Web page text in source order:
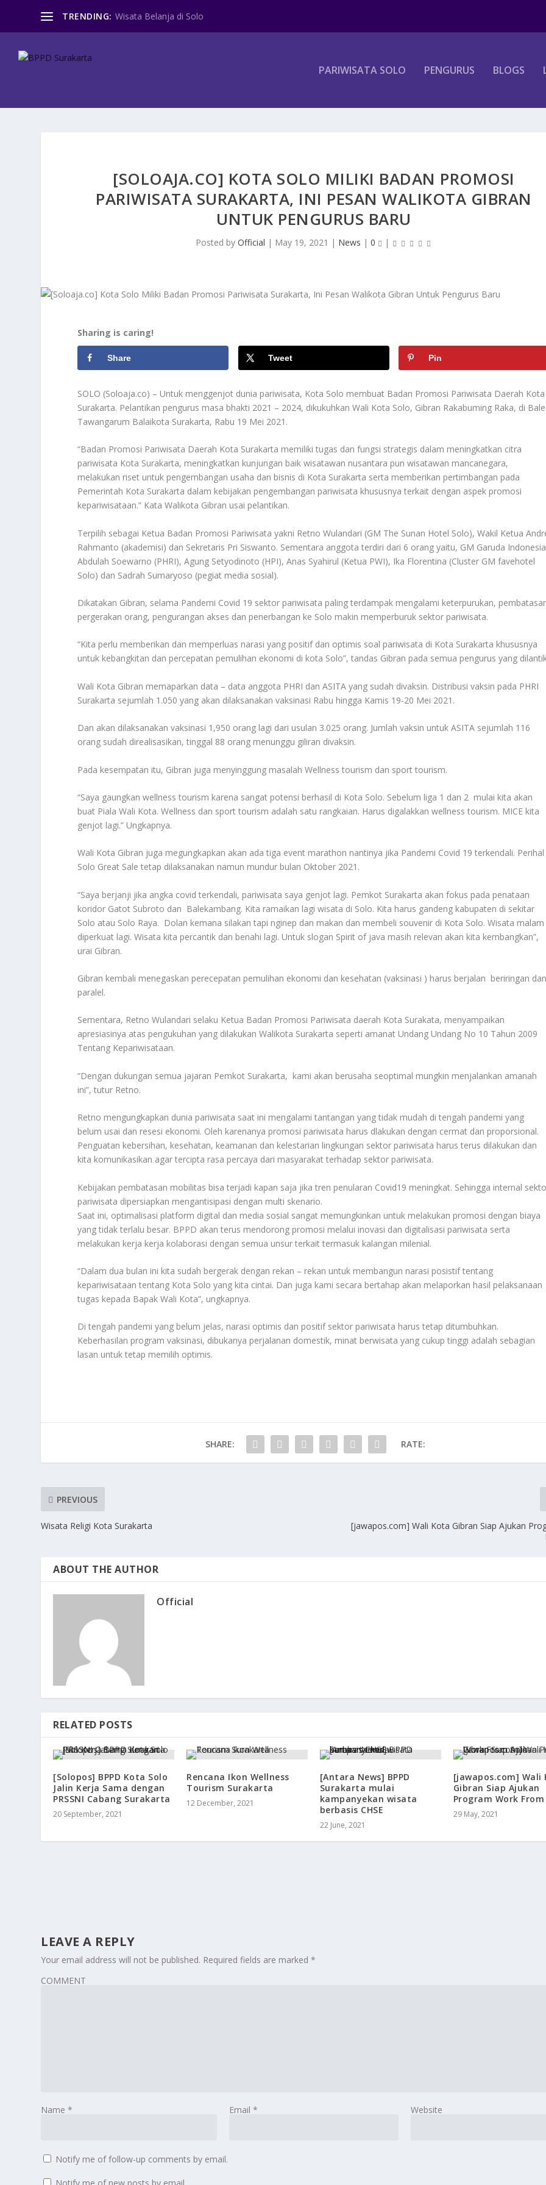
TRENDING: Wisata Belanja di Solo
PARIWISATA SOLO PENGURUS BLOGS
[SOLOAJA.CO] KOTA SOLO MILIKI BADAN PROMOSI
PARIWISATA SURAKARTA, INI PESAN WALIKOTA GIBRAN
UNTUK PENGURUS BARU
Posted by Official | May 19, 2021 | News | 0 |
Sharing is caring!
Share Tweet Pin
SOLO (Soloaja.co) – Untuk menggenjot dunia pariwisata, Kota Solo membuat Badan Promosi Pariwisata Daerah Kota
Surakarta. Pelantikan pengurus masa bhakti 2021 – 2024, dikukuhkan Wali Kota Solo, Gibran Rakabuming Raka, di Bale
Tawangarum Balaikota Surakarta, Rabu 19 Mei 2021.
“Badan Promosi Pariwisata Daerah Kota Surakarta memiliki tugas dan fungsi strategis dalam meningkatkan citra
pariwisata Kota Surakarta, meningkatkan kunjungan baik wisatawan nusantara pun wisatawan mancanegara,
melakukan riset untuk pengembangan usaha dan bisnis di Kota Surakarta serta memberikan pertimbangan pada
Pemerintah Kota Surakarta dalam kebijakan pengembangan pariwisata khususnya terkait dengan aspek promosi
kepariwisataan.” Kata Walikota Gibran usai pelantikan.
Terpilih sebagai Ketua Badan Promosi Pariwisata yakni Retno Wulandari (GM The Sunan Hotel Solo), Wakil Ketua
Rahmanto (akademisi) dan Sekretaris Pri Siswanto. Sementara anggota terdiri dari 6 orang yaitu, GM Garuda
Abdulah Soewarno (PHRI), Agung Setyodinoto (HPI), Anas Syahirul (Ketua PWI), Ika Florentina (Cluster GM favehotel
Solo) dan Sadrah Sumaryoso (pegiat media sosial).
Dikatakan Gibran, selama Pandemi Covid 19 sektor pariwisata paling terdampak mengalami keterpurukan,
pergerakan orang, pengurangan akses dan penerbangan ke Solo makin memperburuk sektor pariwisata.
“Kita perlu memberikan dan memperluas narasi yang positif dan optimis soal pariwisata di Kota Surakarta khususnya
untuk kebangkitan dan percepatan pemulihan ekonomi di kota Solo”, tandas Gibran pada semua pengurus yang
Wali Kota Gibran memaparkan data – data anggota PHRI dan ASITA yang sudah divaksin. Distribusi vaksin pada PHRI
Surakarta sejumlah 1.050 yang akan dilaksanakan vaksinasi Rabu hingga Kamis 19-20 Mei 2021.
Dan akan dilaksanakan vaksinasi 1,950 orang lagi dari usulan 3.025 orang. Jumlah vaksin untuk ASITA sejumlah 116
orang sudah direalisasikan, tinggal 88 orang menunggu giliran divaksin.
Pada kesempatan itu, Gibran juga menyinggung masalah Wellness tourism dan sport tourism.
“Saya gaungkan wellness tourism karena sangat potensi berhasil di Kota Solo. Sebelum liga 1 dan 2 mulai kita akan
buat Piala Wali Kota. Wellness dan sport tourism adalah satu rangkaian. Harus digalakkan wellness tourism. MICE kita
genjot lagi.” Ungkapnya.
Wali Kota Gibran juga megungkapkan akan ada tiga event marathon nantinya jika Pandemi Covid 19 terkendali. Perihal
Solo Great Sale tetap dilaksanakan namun mundur bulan Oktober 2021.
“Saya berjanji jika angka covid terkendali, pariwisata saya genjot lagi. Pemkot Surakarta akan fokus pada penataan
koridor Gatot Subroto dan Balekambang. Kita ramaikan lagi wisata di Solo. Kita harus gandeng kabupaten di sekitar
Solo atau Solo Raya. Dolan kemana silakan tapi nginep dan makan dan membeli souvenir di Kota Solo. Wisata malam
diperkuat lagi. Wisata kita percantik dan benahi lagi. Untuk slogan Spirit of java masih relevan akan kita kembangkan”,
urai Gibran.
Gibran kembali menegaskan perecepatan pemulihan ekonomi dan kesehatan (vaksinasi ) harus berjalan beriringan
paralel.
Sementara, Retno Wulandari selaku Ketua Badan Promosi Pariwisata daerah Kota Surakata, menyampaikan
apresiasinya atas pengukuhan yang dilakukan Walikota Surakarta seperti amanat Undang Undang No 10 Tahun 2009
Tentang Kepariwisataan.
“Dengan dukungan semua jajaran Pemkot Surakarta, kami akan berusaha seoptimal mungkin menjalankan amanah
ini”, tutur Retno.
Retno mengungkapkan dunia pariwisata saat ini mengalami tantangan yang tidak mudah di tengah pandemi yang
belum usai dan resesi ekonomi. Oleh karenanya promosi pariwisata harus dlakukan dengan cermat dan proporsional.
Penguatan kebersihan, kesehatan, keamanan dan kelestarian lingkungan sektor pariwisata harus terus dilakukan dan
kita komunikasikan agar tercipta rasa percaya dari masyarakat terhadap sektor pariwisata.
Kebijakan pembatasan mobilitas bisa terjadi kapan saja jika tren penularan Covid19 meningkat. Sehingga internal
pariwisata dipersiapkan mengantisipasi dengan multi skenario.
Saat ini, optimalisasi platform digital dan media sosial sangat memungkinkan untuk melakukan promosi dengan biaya
yang tidak terlalu besar. BPPD akan terus mendorong promosi melalui inovasi dan digitalisasi pariwisata serta
melakukan kerja kerja kolaborasi dengan semua unsur terkait termasuk kalangan milenial.
“Dalam dua bulan ini kita sudah bergerak dengan rekan – rekan untuk membangun narasi posistif tentang
kepariwisataan tentang Kota Solo yang kita cintai. Dan juga kami secara bertahap akan melaporkan hasil pelaksanaan
tugas kepada Bapak Wali Kota”, ungkapnya.
Di tengah pandemi yang belum jelas, narasi optimis dan positif sektor pariwisata harus tetap ditumbuhkan.
Keberhasilan program vaksinasi, dibukanya perjalanan domestik, minat berwisata yang cukup tinggi adalah sebagian
lasan untuk tetap memilih optimis.
SHARE: RATE:
PREVIOUS
Wisata Religi Kota Surakarta
[jawapos.com] Wali Kota Gibran Siap Ajukan
ABOUT THE AUTHOR
Official
RELATED POSTS
[Solopos] BPPD Kota Solo
Jalin Kerja Sama dengan
PRSSNI Cabang Surakarta
20 September, 2021
Rencana Ikon Wellness
Tourism Surakarta
12 December, 2021
[Antara News] BPPD
Surakarta mulai
kampanyekan wisata
berbasis CHSE
22 June, 2021
[jawapos.com] Wali
Gibran Siap Ajukan
Program Work
29 May, 2021
LEAVE A REPLY
Your email address will not be published. Required fields are marked*
COMMENT
Name* Email * Website
Notify me of follow-up comments by email.